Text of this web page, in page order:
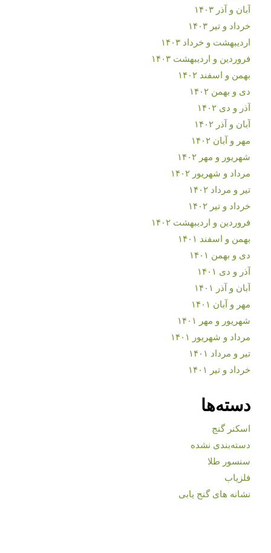
آبان و آذر ۱۴۰۳
خرداد و تیر ۱۴۰۳
اردیبهشت و خرداد ۱۴۰۳
فروردین و اردیبهشت ۱۴۰۳
بهمن و اسفند ۱۴۰۲
دی و بهمن ۱۴۰۲
آذر و دی ۱۴۰۲
آبان و آذر ۱۴۰۲
مهر و آبان ۱۴۰۲
شهریور و مهر ۱۴۰۲
مرداد و شهریور ۱۴۰۲
تیر و مرداد ۱۴۰۲
خرداد و تیر ۱۴۰۲
فروردین و اردیبهشت ۱۴۰۲
بهمن و اسفند ۱۴۰۱
دی و بهمن ۱۴۰۱
آذر و دی ۱۴۰۱
آبان و آذر ۱۴۰۱
مهر و آبان ۱۴۰۱
شهریور و مهر ۱۴۰۱
مرداد و شهریور ۱۴۰۱
تیر و مرداد ۱۴۰۱
خرداد و تیر ۱۴۰۱
دسته‌ها
اسکنر گنج
دسته‌بندی نشده
سنسور طلا
فلزیاب
نشانه های گنج یابی